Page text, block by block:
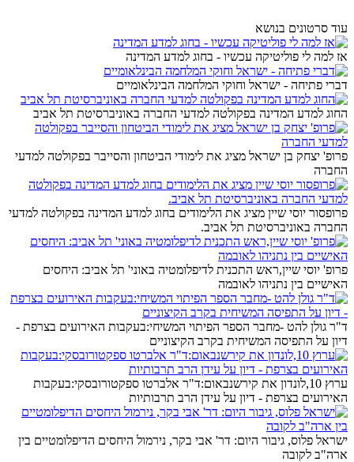
עוד סרטונים בנושא
אז למה לי פוליטיקה עכשיו - בחוג למדע המדינה
דברי פתיחה - ישראל וחוקי המלחמה הבינלאומיים
החוג למדע המדינה בפקולטה למדעי החברה באוניברסיטת תל אביב
פרופ' יצחק בן ישראל מציג את לימודי הביטחון והסייבר בפקולטה למדעי
החברה
פרופסור יוסי שיין מציג את הלימודים בחוג למדע המדינה בפקולטה למדעי
החברה באוניברסיטת תל אביב.
פרופ' יוסי שיין,ראש התכנית לדיפלומטיה באוני' תל אביב: היחסים
האישיים בין נתניהו לאובמה
ד"ר גולן להט -מחבר הספר הפיתוי המשיחי:בעקבות האירועים בצרפת -
דיון על התפיסה המשיחית בקרב הקיצוניים
ערוץ 10,לונדון את קירשנבאום:ד"ר אלברטו ספקטורובסקי:בעקבות
האירועים בצרפת - דיון על עידן הרב תרבותיות
ישראל פלוס, גיבור היום: דר' אבי בקר, נירמול היחסים הדיפלומטיים בין
ארה"ב לקובה